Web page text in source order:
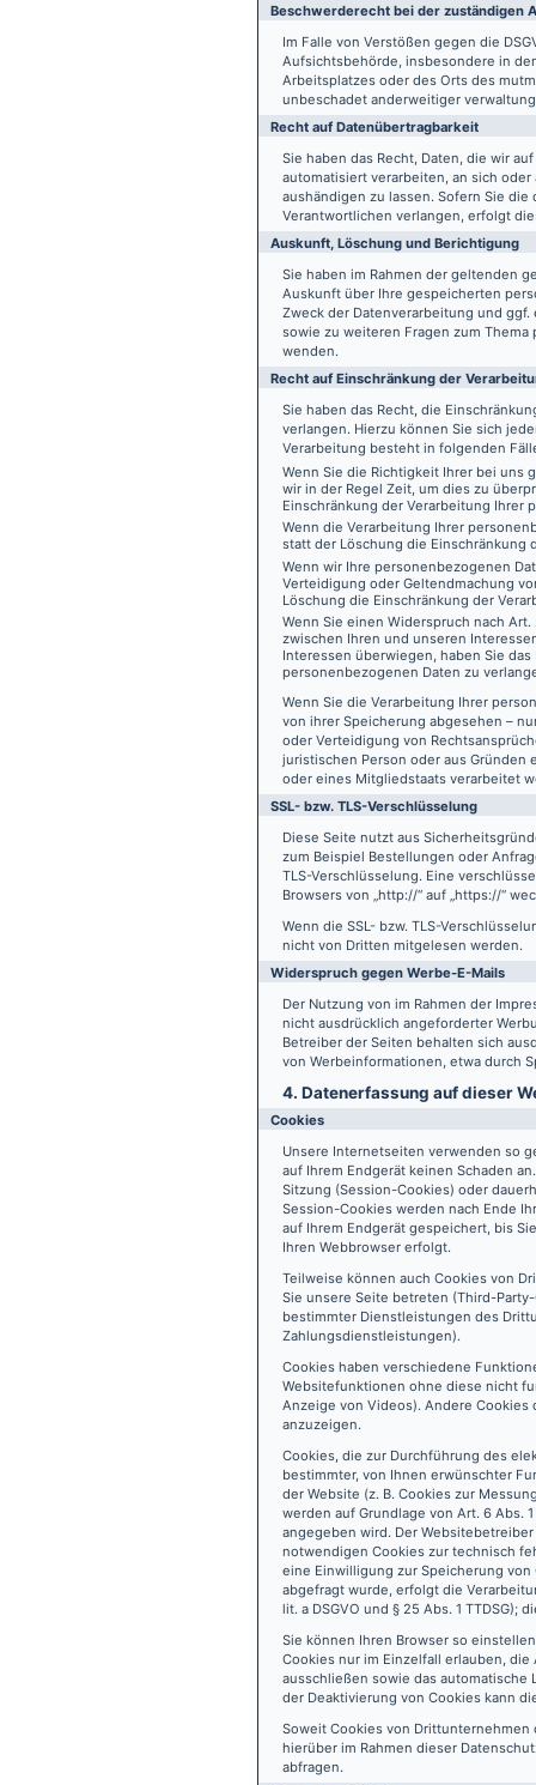
Beschwerde­recht bei der zuständigen
Im Falle von Verstößen gegen die
Aufsichtsbehörde, insbesondere in
Arbeitsplatzes oder des Orts des
unbeschadet anderweitiger
Recht auf Daten­übertrag­barkeit
Sie haben das Recht, Daten, die wir
automatisiert verarbeiten, an sich
aushändigen zu lassen. Sofern Sie
Verantwortlichen verlangen, erfolgt
Auskunft, Löschung und Berichtigung
Sie haben im Rahmen der geltenden
Auskunft über Ihre gespeicherten
Zweck der Datenverarbeitung und
sowie zu weiteren Fragen zum
wenden.
Recht auf Einschränkung der
Sie haben das Recht, die
verlangen. Hierzu können Sie sich
Verarbeitung besteht in folgenden
Wenn Sie die Richtigkeit Ihrer bei
wir in der Regel Zeit, um dies zu
Einschränkung der Verarbeitung Ihrer
Wenn die Verarbeitung Ihrer
statt der Löschung die Einschränkung
Wenn wir Ihre personenbezogenen
Verteidigung oder Geltendmachung
Löschung die Einschränkung der
Wenn Sie einen Widerspruch nach
zwischen Ihren und unseren
Interessen überwiegen, haben Sie
personenbezogenen Daten zu
Wenn Sie die Verarbeitung Ihrer
von ihrer Speicherung abgesehen –
oder Verteidigung von
juristischen Person oder aus
oder eines Mitgliedstaats verarbeitet
SSL- bzw. TLS-Verschlüsselung
Diese Seite nutzt aus
zum Beispiel Bestellungen oder
TLS-Verschlüsselung. Eine
Browsers von „http://“ auf „https://“
Wenn die SSL- bzw. TLS-
nicht von Dritten mitgelesen werden.
Widerspruch gegen Werbe-E-Mails
Der Nutzung von im Rahmen der
nicht ausdrücklich angeforderter
Betreiber der Seiten behalten sich
von Werbeinformationen, etwa durch
4. Datenerfassung auf dieser
Cookies
Unsere Internetseiten verwenden so
auf Ihrem Endgerät keinen Schaden
Sitzung (Session-Cookies) oder
Session-Cookies werden nach Ende
auf Ihrem Endgerät gespeichert, bis
Ihren Webbrowser erfolgt.
Teilweise können auch Cookies von
Sie unsere Seite betreten (Third-
bestimmter Dienstleistungen des
Zahlungsdienstleistungen).
Cookies haben verschiedene
Websitefunktionen ohne diese nicht
Anzeige von Videos). Andere
anzuzeigen.
Cookies, die zur Durchführung des
bestimmter, von Ihnen erwünschter
der Website (z. B. Cookies zur
werden auf Grundlage von Art. 6 Abs.
angegeben wird. Der
notwendigen Cookies zur technisch
eine Einwilligung zur Speicherung
abgefragt wurde, erfolgt die
lit. a DSGVO und § 25 Abs. 1
Sie können Ihren Browser so
Cookies nur im Einzelfall erlauben,
ausschließen sowie das automatische
der Deaktivierung von Cookies kann
Soweit Cookies von
hierüber im Rahmen dieser
abfragen.